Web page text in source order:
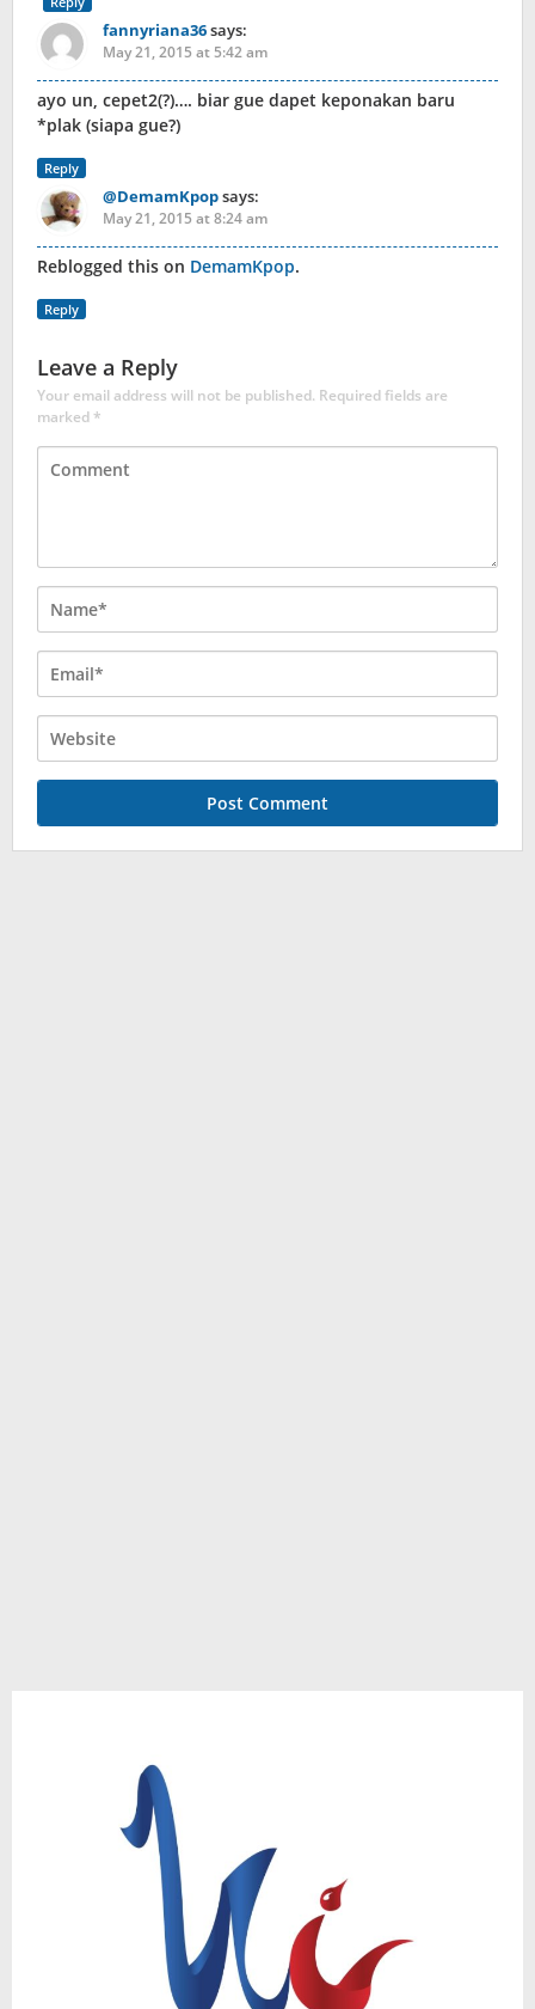
fannyriana36says:
May 21, 2015 at 5:42 am
ayo un, cepet2(?)…. biar gue dapet keponakan baru
*plak (siapa gue?)
Reply
@DemamKpopsays:
May 21, 2015 at 8:24 am
Reblogged this on DemamKpop.
Reply
Leave a Reply
Your email address will not be published. Required fields are
marked*